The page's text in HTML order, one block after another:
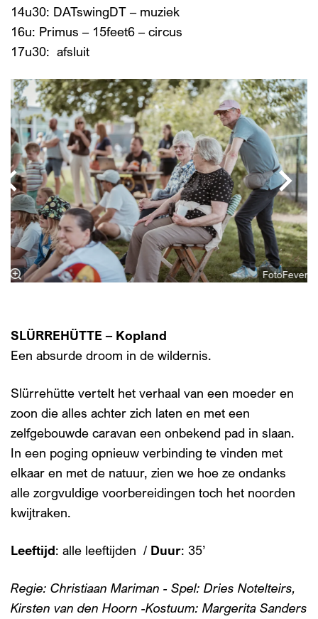
14u30: DATswingDT – muziek
16u: Primus – 15feet6 – circus
17u30: afsluit
Overslaan
FotoFever
SLÜRREHÜTTE – Kopland
Een absurde droom in de wildernis.
Slürrehütte vertelt het verhaal van een moeder en
zoon die alles achter zich laten en met een
zelfgebouwde caravan een onbekend pad in slaan.
In een poging opnieuw verbinding te vinden met
elkaar en met de natuur, zien we hoe ze ondanks
alle zorgvuldige voorbereidingen toch het noorden
kwijtraken.
Leeftijd: alle leeftijden / Duur: 35’
Regie: Christiaan Mariman - Spel: Dries Notelteirs,
Kirsten van den Hoorn -Kostuum: Margerita Sanders